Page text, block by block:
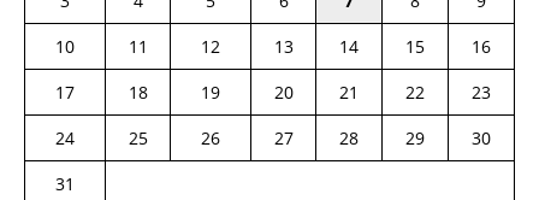
10
11 12 13 14 15
16
17
18 19 20 21 22
23
24
25 26 27 28 29
30
31